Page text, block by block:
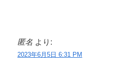
匿名 より:
2023年6月5日 6:31 PM